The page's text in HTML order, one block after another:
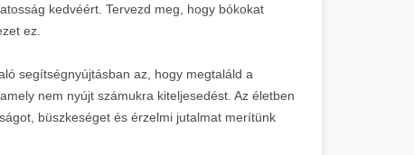
kedvéért. Tervezd meg, hogy bókokat
ez.
segítségnyújtásban az, hogy megtaláld a
nem nyújt számukra kiteljesedést. Az életben
büszkeséget és érzelmi jutalmat merítünk